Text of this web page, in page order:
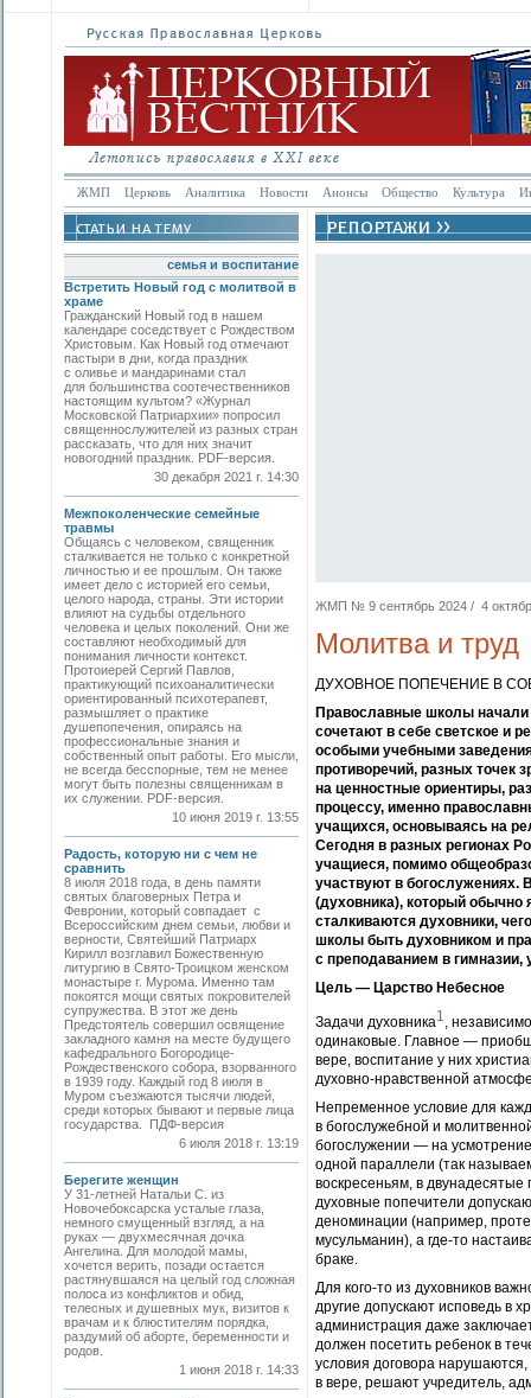
ЖМП Церковь Аналитика Новости Анонсы Общество Культура
семья и воспитание
Встретить Новый год с молитвой в
храме
Гражданский Новый год в нашем
календаре соседствует с Рождеством
Христовым. Как Новый год отмечают
пастыри в дни, когда праздник
с оливье и мандаринами стал
для большинства соотечественников
настоящим культом? «Журнал
Московской Патриархии» попросил
священнослужителей из разных стран
рассказать, что для них значит
новогодний праздник. PDF-версия.
30 декабря 2021 г. 14:30
Межпоколенческие семейные
травмы
Общаясь с человеком, священник
сталкивается не только с конкретной
личностью и ее прошлым. Он также
имеет дело с историей его семьи,
целого народа, страны. Эти истории
влияют на судьбы отдельного
человека и целых поколений. Они же
составляют необходимый для
понимания личности контекст.
Протоиерей Сергий Павлов,
практикующий психоаналитически
ориентированный психотерапевт,
размышляет о практике
душепопечения, опираясь на
профессиональные знания и
собственный опыт работы. Его мысли,
не всегда бесспорные, тем не менее
могут быть полезны священникам в
их служении. PDF-версия.
10 июня 2019 г. 13:55
Радость, которую ни с чем не
сравнить
8 июля 2018 года, в день памяти
святых благоверных Петра и
Февронии, который совпадает с
Всероссийским днем семьи, любви и
верности, Святейший Патриарх
Кирилл возглавил Божественную
литургию в Свято-Троицком женском
монастыре г. Мурома. Именно там
покоятся мощи святых покровителей
супружества. В этот же день
Предстоятель совершил освящение
закладного камня на месте будущего
кафедрального Богородице-
Рождественского собора, взорванного
в 1939 году. Каждый год 8 июля в
Муром съезжаются тысячи людей,
среди которых бывают и первые лица
государства. ПДФ-версия
6 июля 2018 г. 13:19
Берегите женщин
У 31-летней Натальи С. из
Новочебоксарска усталые глаза,
немного смущенный взгляд, а на
руках — двухмесячная дочка
Ангелина. Для молодой мамы,
хочется верить, позади остается
растянувшаяся на целый год сложная
полоса из конфликтов и обид,
телесных и душевных мук, визитов к
врачам и к блюстителям порядка,
раздумий об аборте, беременности и
родов.
1 июня 2018 г. 14:33
ЖМП № 9 сентябрь 2024 / 4
Молитва и труд
ДУХОВНОЕ ПОПЕЧЕНИЕ В
Православные школы начали
сочетают в себе светское и
особыми учебными
противоречий, разных точек
на ценностные ориентиры,
процессу, именно
учащихся, основываясь на
Сегодня в разных регионах
учащиеся, помимо
участвуют в богослужениях.
(духовника), который обычно
сталкиваются духовники,
школы быть духовником и
с преподаванием в
Цель — Царство Небесное
Задачи духовника1,
одинаковые. Главное —
вере, воспитание у них
духовно-нравственной
Непременное условие для
в богослужебной и
богослужении — на
одной параллели (так
воскресеньям, в
духовные попечители
деноминации (например,
мусульманин), а где-то
браке.
Для кого-то из духовников
другие допускают исповедь в
администрация даже
должен посетить ребенок в
условия договора
в вере, решают учредитель,